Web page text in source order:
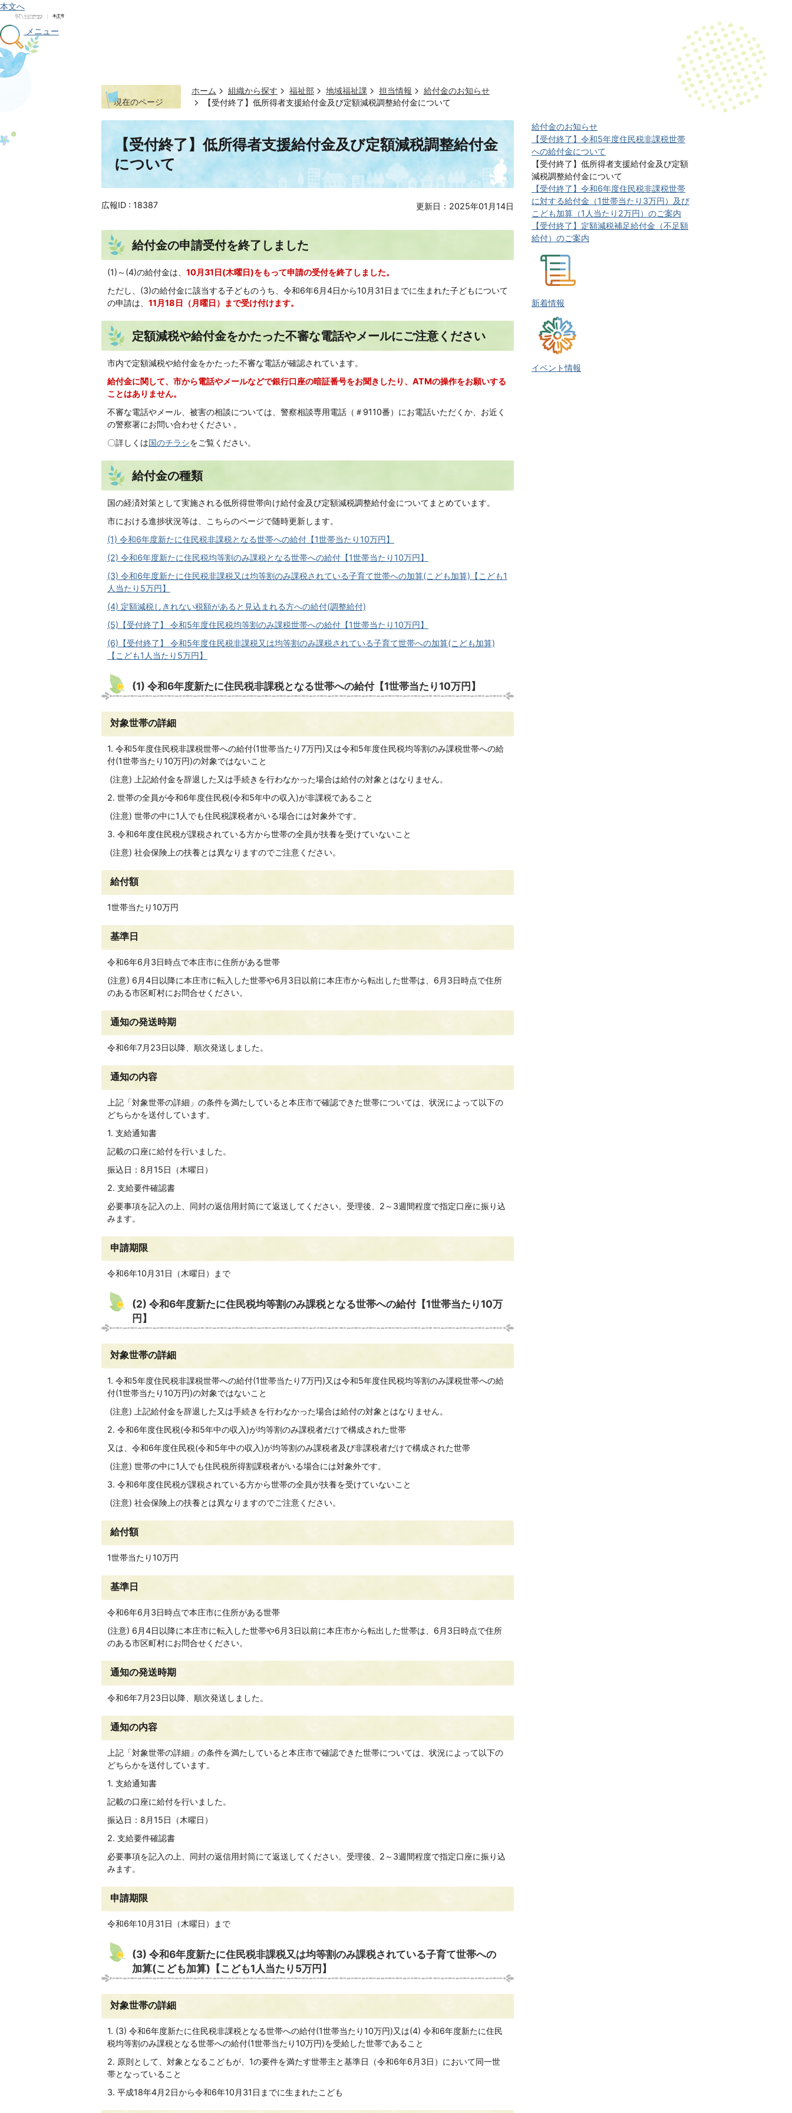
本文へ
メニュー
現在のページ
ホーム 組織から探す 福祉部 地域福祉課 担当情報
給付金のお知らせ
【受付終了】低所得者支援給付金及び定額減税調整給付金について
【受付終了】低所得者支援給付金及び定額減税調整給付金
について
更新日：2025年01月14日
広報ID : 18387
給付金の申請受付を終了しました
(1)～(4)の給付金は、 10月31日(木曜日)をもって申請の受付を終了しました。
ただし、(3)の給付金に該当する子どものうち、令和6年6月4日から10月31日までに生まれた子どもについて
の申請は、 11月18日（月曜日）まで受け付けます。
定額減税や給付金をかたった不審な電話やメールにご注意ください
市内で定額減税や給付金をかたった不審な電話が確認されています。
給付金に関して、市から電話やメールなどで銀行口座の暗証番号をお聞きしたり、ATMの操作をお願いする
ことはありません。
不審な電話やメール、被害の相談については、警察相談専用電話（＃9110番）にお電話いただくか、お近く
の警察署にお問い合わせください 。
〇詳しくは国のチラシをご覧ください。
給付金の種類
国の経済対策として実施される低所得世帯向け給付金及び定額減税調整給付金についてまとめています。
市における進捗状況等は、こちらのページで随時更新します。
(1) 令和6年度新たに住民税非課税となる世帯への給付【1世帯当たり10万円】
(2) 令和6年度新たに住民税均等割のみ課税となる世帯への給付【1世帯当たり10万円】
(3) 令和6年度新たに住民税非課税又は均等割のみ課税されている子育て世帯への加算(こども加算)【こども1
人当たり5万円】
(4) 定額減税しきれない税額があると見込まれる方への給付(調整給付)
(5)【受付終了】 令和5年度住民税均等割のみ課税世帯への給付【1世帯当たり10万円】
(6)【受付終了】 令和5年度住民税非課税又は均等割のみ課税されている子育て世帯への加算(こども加算)
【こども1人当たり5万円】
(1) 令和6年度新たに住民税非課税となる世帯への給付【1世帯当たり10万円】
対象世帯の詳細
1. 令和5年度住民税非課税世帯への給付(1世帯当たり7万円)又は令和5年度住民税均等割のみ課税世帯への給
付(1世帯当たり10万円)の対象ではないこと
(注意) 上記給付金を辞退した又は手続きを行わなかった場合は給付の対象とはなりません。
2. 世帯の全員が令和6年度住民税(令和5年中の収入)が非課税であること
(注意) 世帯の中に1人でも住民税課税者がいる場合には対象外です。
3. 令和6年度住民税が課税されている方から世帯の全員が扶養を受けていないこと
(注意) 社会保険上の扶養とは異なりますのでご注意ください。
給付額
1世帯当たり10万円
基準日
令和6年6月3日時点で本庄市に住所がある世帯
(注意) 6月4日以降に本庄市に転入した世帯や6月3日以前に本庄市から転出した世帯は、6月3日時点で住所
のある市区町村にお問合せください。
通知の発送時期
令和6年7月23日以降、順次発送しました。
通知の内容
上記「対象世帯の詳細」の条件を満たしていると本庄市で確認できた世帯については、状況によって以下の
どちらかを送付しています。
1. 支給通知書
記載の口座に給付を行いました。
振込日：8月15日（木曜日）
2. 支給要件確認書
必要事項を記入の上、同封の返信用封筒にて返送してください。受理後、2～3週間程度で指定口座に振り込
みます。
申請期限
令和6年10月31日（木曜日）まで
(2) 令和6年度新たに住民税均等割のみ課税となる世帯への給付【1世帯当たり10万
円】
対象世帯の詳細
1. 令和5年度住民税非課税世帯への給付(1世帯当たり7万円)又は令和5年度住民税均等割のみ課税世帯への給
付(1世帯当たり10万円)の対象ではないこと
(注意) 上記給付金を辞退した又は手続きを行わなかった場合は給付の対象とはなりません。
2. 令和6年度住民税(令和5年中の収入)が均等割のみ課税者だけで構成された世帯
又は、令和6年度住民税(令和5年中の収入)が均等割のみ課税者及び非課税者だけで構成された世帯
(注意) 世帯の中に1人でも住民税所得割課税者がいる場合には対象外です。
3. 令和6年度住民税が課税されている方から世帯の全員が扶養を受けていないこと
(注意) 社会保険上の扶養とは異なりますのでご注意ください。
給付額
1世帯当たり10万円
基準日
令和6年6月3日時点で本庄市に住所がある世帯
(注意) 6月4日以降に本庄市に転入した世帯や6月3日以前に本庄市から転出した世帯は、6月3日時点で住所
のある市区町村にお問合せください。
通知の発送時期
令和6年7月23日以降、順次発送しました。
通知の内容
上記「対象世帯の詳細」の条件を満たしていると本庄市で確認できた世帯については、状況によって以下の
どちらかを送付しています。
1. 支給通知書
記載の口座に給付を行いました。
振込日：8月15日（木曜日）
2. 支給要件確認書
必要事項を記入の上、同封の返信用封筒にて返送してください。受理後、2～3週間程度で指定口座に振り込
みます。
申請期限
令和6年10月31日（木曜日）まで
(3) 令和6年度新たに住民税非課税又は均等割のみ課税されている子育て世帯への
加算(こども加算)【こども1人当たり5万円】
対象世帯の詳細
1. (3) 令和6年度新たに住民税非課税となる世帯への給付(1世帯当たり10万円)又は(4) 令和6年度新たに住民
税均等割のみ課税となる世帯への給付(1世帯当たり10万円)を受給した世帯であること
2. 原則として、対象となるこどもが、1の要件を満たす世帯主と基準日（令和6年6月3日）において同一世
帯となっていること
3. 平成18年4月2日から令和6年10月31日までに生まれたこども
給付金のお知らせ
【受付終了】令和5年度住民税非課税世帯
への給付金について
【受付終了】低所得者支援給付金及び定額
減税調整給付金について
【受付終了】令和6年度住民税非課税世帯
に対する給付金（1世帯当たり3万円）及び
こども加算（1人当たり2万円）のご案内
【受付終了】定額減税補足給付金（不足額
給付）のご案内
新着情報
イベント情報